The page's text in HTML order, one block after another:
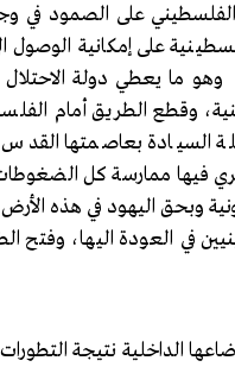
على الصمود في
على إمكانية الوصول
وهو ما يعطي دولة
وقطع الطريق أمام
السيادة بعاصمتها
فيها ممارسة كل
وبحق اليهود في هذه
في العودة اليها، وفتح
الداخلية نتيجة